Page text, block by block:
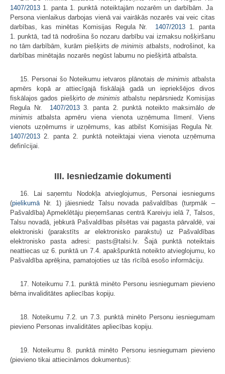
1407/2013 1. panta 1. punktā noteiktajām nozarēm un darbībām. Ja
Persona vienlaikus darbojas vienā vai vairākās nozarēs vai veic citas
darbības, kas minētas Komisijas Regula Nr. 1407/2013 1. panta
1. punktā, tad tā nodrošina šo nozaru darbību vai izmaksu nošķiršanu
no tām darbībām, kurām piešķirtsde minimis atbalsts, nodrošinot, ka
darbības minētajās nozarēs negūst labumu no piešķirtā atbalsta.
15. Personai šo Noteikumu ietvaros plānotais de minimis atbalsta
apmērs kopā ar attiecīgajā fiskālajā gadā un iepriekšējos divos
fiskālajos gados piešķirto de minimis atbalstu nepārsniedz Komisijas
Regula Nr. 1407/20133. panta 2. punktā noteikto maksimālode
minimis atbalsta apmēru viena vienota uzņēmuma līmenī. Viens
vienots uzņēmums ir uzņēmums, kas atbilst Komisijas Regula Nr.
1407/2013 2. panta 2. punktā noteiktajai viena vienota uzņēmuma
definīcijai.
III. Iesniedzamie dokumenti
16. Lai saņemtu Nodokļa atvieglojumus, Personai iesniegums
(pielikumā Nr. 1) jāiesniedz Talsu novada pašvaldības (turpmāk –
Pašvaldība) Apmeklētāju pieņemšanas centrā Kareivju ielā 7, Talsos,
Talsu novadā, jebkurā Pašvaldības pilsētas vai pagasta pārvaldē, vai
elektroniski (parakstīts ar elektronisko parakstu) uz Pašvaldības
elektronisko pasta adresi: pasts@talsi.lv. Šajā punktā noteiktais
neattiecas uz 6. punktā un 7.4. apakšpunktā noteikto atvieglojumu, ko
Pašvaldība aprēķina, pamatojoties uz tās rīcībā esošo informāciju.
17. Noteikumu 7.1. punktā minēto Personu iesniegumam pievieno
bērna invaliditātes apliecības kopiju.
18. Noteikumu 7.2. un 7.3. punktā minēto Personu iesniegumam
pievieno Personas invaliditātes apliecības kopiju.
19. Noteikumu 8. punktā minēto Personu iesniegumam pievieno
(pievieno tikai attiecināmos dokumentus):